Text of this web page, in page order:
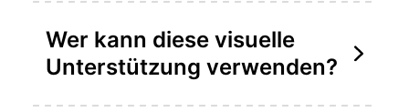
Wer kann diese visuelle
Unterstützung verwenden?